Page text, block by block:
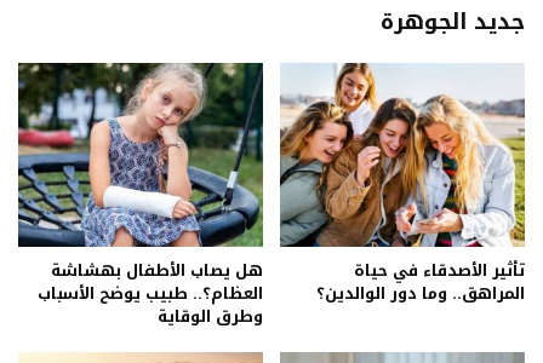
جديد الجوهرة
تأثير الأصدقاء في حياة
المراهق.. وما دور الوالدين؟
هل يصاب الأطفال بهشاشة
العظام؟.. طبيب يوضح الأسباب
وطرق الوقاية